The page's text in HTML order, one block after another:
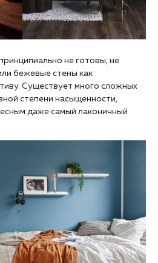
не готовы, не
бежевые стены как
Существует много сложных
степени насыщенности,
даже самый лаконичный